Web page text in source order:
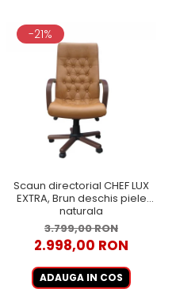
-21%
Scaun directorial CHEF LUX
EXTRA, Brun deschis piele
naturala
3.799,00 RON
2.998,00 RON
ADAUGA IN COS